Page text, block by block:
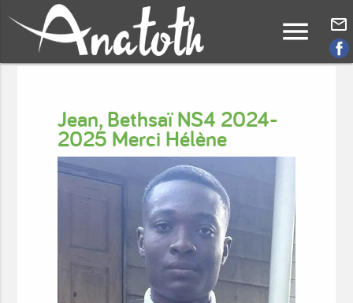
menu mail_outline
Jean, Bethsaï NS4 2024-
2025 Merci Hélène